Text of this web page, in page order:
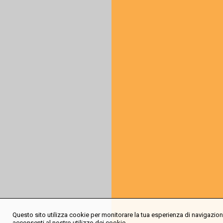
Questo sito utilizza cookie per monitorare la tua esperienza di